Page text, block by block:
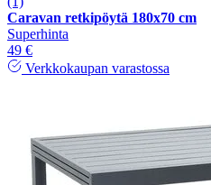
Caravan retkipöytä 180x70 cm
Superhinta
49 €
Verkkokaupan varastossa